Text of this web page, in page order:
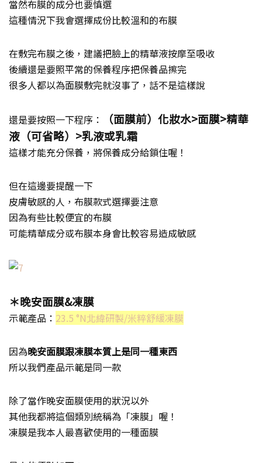
當然布膜的成分也要慎選
這種情況下我會選擇成份比較溫和的布膜
在敷完布膜之後，建議把臉上的精華液按摩至吸收
後續還是要照平常的保養程序把保養品擦完
很多人都以為面膜敷完就沒事了，話不是這樣說
還是要按照一下程序：
（面膜前）化妝水>面膜>精華
液（可省略）>乳液或乳霜
這樣才能充分保養，將保養成分給鎖住喔！
但在這邊要提醒一下
皮膚敏感的人，布膜款式選擇要注意
因為有些比較便宜的布膜
可能精華成分或布膜本身會比較容易造成敏感
＊晚安面膜&凍膜
示範產品： 23.5 °N北緯研製/米粹舒緩凍膜
因為晚安面膜跟凍膜本質上是同一種東西
所以我們產品示範是同一款
除了當作晚安面膜使用的狀況以外
其他我都將這個類別統稱為「凍膜」喔！
凍膜是我本人最喜歡使用的一種面膜